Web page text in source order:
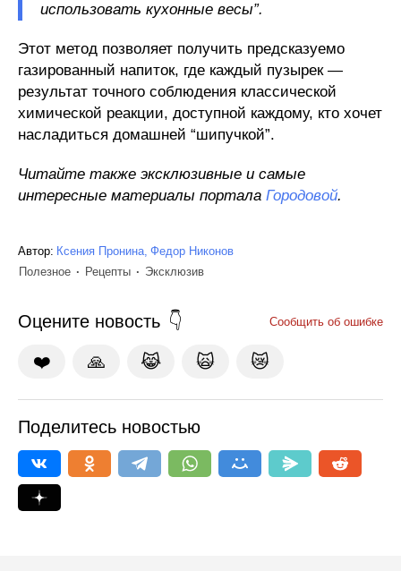
использовать кухонные весы”.
Этот метод позволяет получить предсказуемо
газированный напиток, где каждый пузырек —
результат точного соблюдения классической
химической реакции, доступной каждому, кто хочет
насладиться домашней “шипучкой”.
Читайте также эксклюзивные и самые
интересные материалы портала Городовой.
Автор: Ксения Пронина Федор Никонов
Полезное
Рецепты Эксклюзив
Оцените новость Сообщить об ошибке
❤️ 🙏 😹 🙀 😿
Поделитесь новостью